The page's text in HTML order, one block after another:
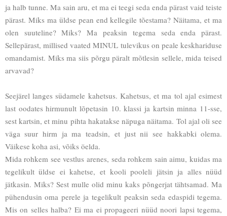
ja halb tunne. Ma sain aru, et ma ei teegi seda enda pärast vaid teiste
pärast. Miks ma üldse pean end kellegile tõestama? Näitama, et ma
olen suuteline? Miks? Ma peaksin tegema seda enda pärast.
Sellepärast, millised vaated MINUL tulevikus on peale keskhariduse
omandamist. Miks ma siis põrgu päralt mõtlesin sellele, mida teised
arvavad?
Seejärel langes südamele kahetsus. Kahetsus, et ma tol ajal esimest
last oodates hirmunult lõpetasin 10. klassi ja kartsin minna 11-sse,
sest kartsin, et minu pihta hakatakse näpuga näitama. Tol ajal oli see
väga suur hirm ja ma teadsin, et just nii see hakkabki olema.
Väikese koha asi, võiks öelda.
Mida rohkem see vestlus arenes, seda rohkem sain aimu, kuidas ma
tegelikult üldse ei kahetse, et kooli pooleli jätsin ja alles nüüd
jätkasin. Miks? Sest mulle olid minu kaks põngerjat tähtsamad. Ma
pühendusin oma perele ja tegelikult peaksin seda edaspidi tegema.
Mis on selles halba? Ei ma ei propageeri nüüd noori lapsi tegema,